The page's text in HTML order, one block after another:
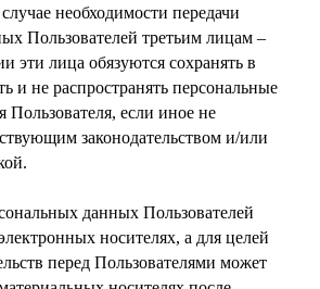
необходимости передачи
Пользователей третьим лицам –
эти лица обязуются сохранять в
и не распространять персональные
Пользователя, если иное не
законодательством и/или
данных Пользователей
носителях, а для целей
перед Пользователями может